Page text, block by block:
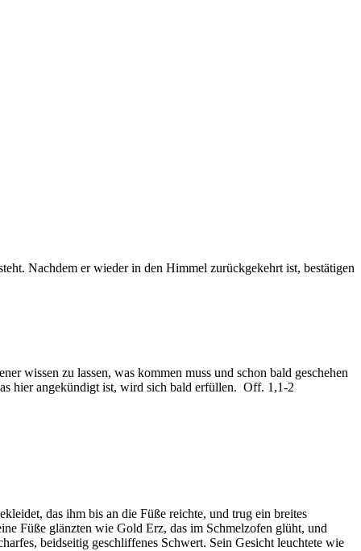
Nachdem er wieder in den Himmel zurückgekehrt ist, bestätigen
wissen zu lassen, was kommen muss und schon bald geschehen
hier angekündigt ist, wird sich bald erfüllen. Off. 1,1-2
das ihm bis an die Füße reichte, und trug ein breites
Füße glänzten wie Gold Erz, das im Schmelzofen glüht, und
beidseitig geschliffenes Schwert. Sein Gesicht leuchtete wie